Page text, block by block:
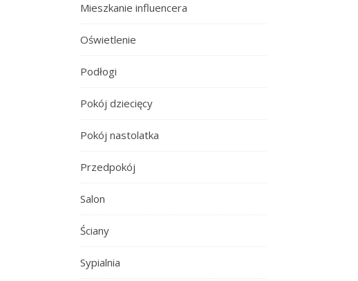
Mieszkanie influencera
Oświetlenie
Podłogi
Pokój dziecięcy
Pokój nastolatka
Przedpokój
Salon
Ściany
Sypialnia